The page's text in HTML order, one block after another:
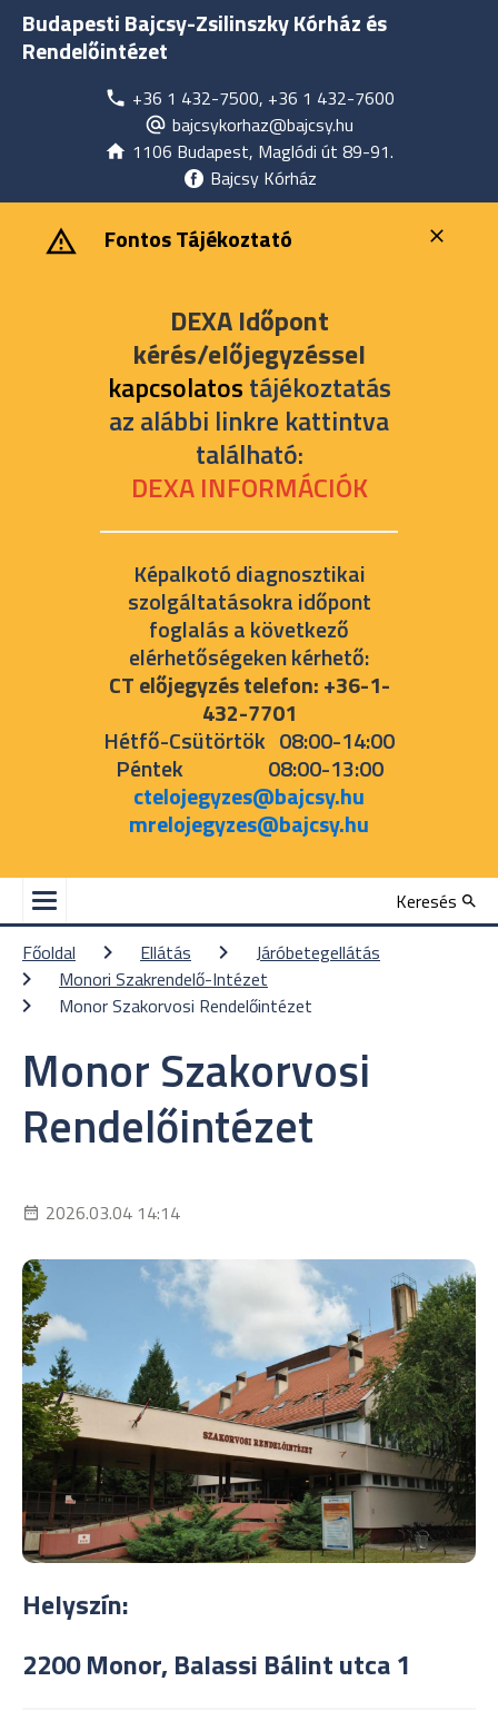
Budapesti Bajcsy-Zsilinszky Kórház és
Rendelőintézet
+36 1 432-7500, +36 1 432-7600
bajcsykorhaz@bajcsy.hu
1106 Budapest, Maglódi út 89-91.
Bajcsy Kórház
‎ ‎Fontos Tájékoztató
DEXA Időpont
kérés/előjegyzéssel
kapcsolatostájékoztatás
az alábbi linkre kattintva
található:
DEXA INFORMÁCIÓK
Képalkotó diagnosztikai
szolgáltatásokra időpont
foglalás a következő
elérhetőségeken kérhető:
CT előjegyzés telefon: +36-1-
432-7701
Hétfő-Csütörtök 08:00-14:00
Péntek 08:00-13:00
ctelojegyzes@bajcsy.hu
mrelojegyzes@bajcsy.hu
Keresés
Főoldal
Ellátás
Járóbetegellátás
Monori Szakrendelő-Intézet
Monor Szakorvosi Rendelőintézet
Monor Szakorvosi
Rendelőintézet
2026.03.04 14:14
Helyszín:
2200 Monor, Balassi Bálint utca 1